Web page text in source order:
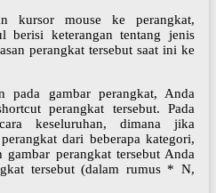
kursor mouse ke perangkat,
berisi keterangan tentang jenis
perangkat tersebut saat ini ke
pada gambar perangkat, Anda
perangkat tersebut. Pada
keseluruhan, dimana jika
dari beberapa kategori,
perangkat tersebut Anda
tersebut (dalam rumus * N,